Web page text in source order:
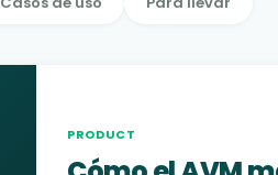
PRODUCT